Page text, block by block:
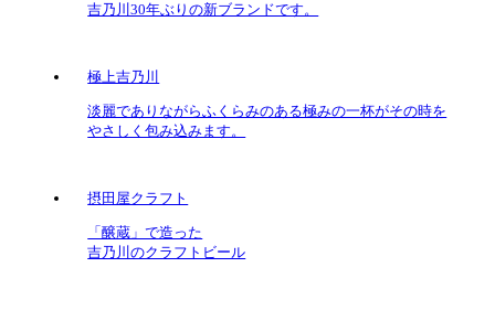
吉乃川30年ぶりの新ブランドです。
極上吉乃川
淡麗でありながらふくらみのある極みの一杯がその時を
やさしく包み込みます。
摂田屋クラフト
「醸蔵」で造った
吉乃川のクラフトビール